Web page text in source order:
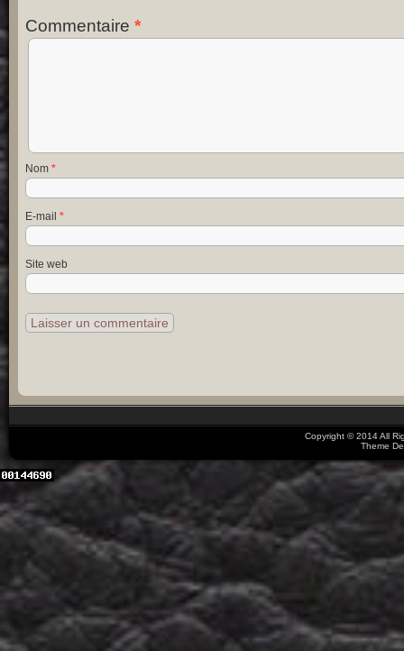
Commentaire *
Nom *
E-mail *
Site web
Copyright © 2014 All
Theme